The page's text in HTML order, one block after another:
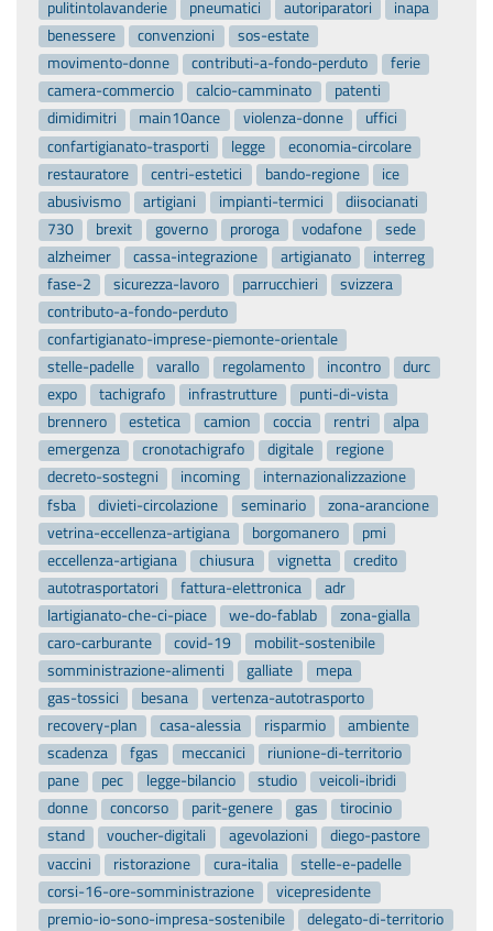
pulitintolavanderie pneumatici autoriparatori
inapa
benessere
convenzioni
sos-estate
movimento-donne
contributi-a-fondo-perduto
ferie
camera-commercio
calcio-camminato
patenti
dimidimitri
main10ance violenza-donne
uffici
confartigianato-trasporti
legge
economia-circolare
restauratore
centri-estetici bando-regione
ice
abusivismo
artigiani impianti-termici
diisocianati
730
brexit governo proroga vodafone
sede
alzheimer
cassa-integrazione artigianato
interreg
fase-2
sicurezza-lavoro parrucchieri
svizzera
contributo-a-fondo-perduto
confartigianato-imprese-piemonte-orientale
stelle-padelle
varallo regolamento incontro
durc
expo
tachigrafo infrastrutture
punti-di-vista
brennero
estetica camion coccia rentri
alpa
emergenza
cronotachigrafo digitale
regione
decreto-sostegni
incoming
internazionalizzazione
fsba
divieti-circolazione seminario
zona-arancione
vetrina-eccellenza-artigiana
borgomanero
pmi
eccellenza-artigiana
chiusura vignetta
credito
autotrasportatori
fattura-elettronica
adr
lartigianato-che-ci-piace
we-do-fablab
zona-gialla
caro-carburante
covid-19
mobilit-sostenibile
somministrazione-alimenti
galliate
mepa
gas-tossici
besana
vertenza-autotrasporto
recovery-plan
casa-alessia risparmio
ambiente
scadenza
fgas meccanici
riunione-di-territorio
pane
pec legge-bilancio studio
veicoli-ibridi
donne
concorso parit-genere gas
tirocinio
stand
voucher-digitali agevolazioni
diego-pastore
vaccini
ristorazione cura-italia
stelle-e-padelle
corsi-16-ore-somministrazione
vicepresidente
premio-io-sono-impresa-sostenibile
delegato-di-territorio